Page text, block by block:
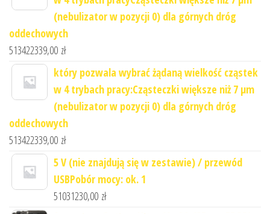
(nebulizator w pozycji 0) dla górnych dróg
oddechowych
513422339,00 zł
który pozwala wybrać żądaną wielkość cząstek
w 4 trybach pracy:Cząsteczki większe niż 7 μm
(nebulizator w pozycji 0) dla górnych dróg
oddechowych
513422339,00 zł
5 V (nie znajdują się w zestawie) / przewód
USBPobór mocy: ok. 1
51031230,00 zł